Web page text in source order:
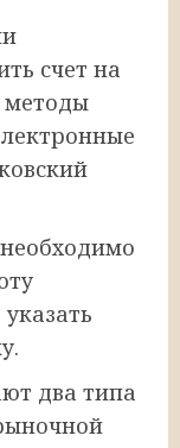
счет на
методы
два типа